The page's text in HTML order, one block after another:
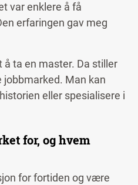
var enklere å få
erfaringen gav meg
ta en master. Da stiller
Man kan
eller spesialisere i
for, og hvem
for fortiden og være